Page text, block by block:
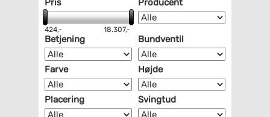
Pris
424,- 18.307,-
Producent
Betjening Bundventil
Farve Højde
Placering Svingtud